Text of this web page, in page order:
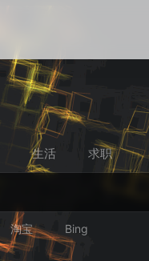
生活 求职
淘宝 Bing